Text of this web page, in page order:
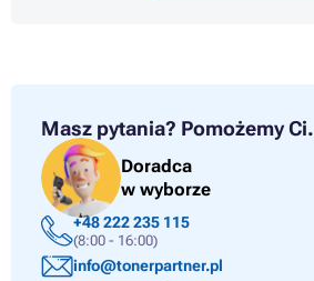
Masz pytania? Pomożemy Ci.
Doradca
w wyborze
+48 222 235 115
(8:00 - 16:00)
info@tonerpartner.pl